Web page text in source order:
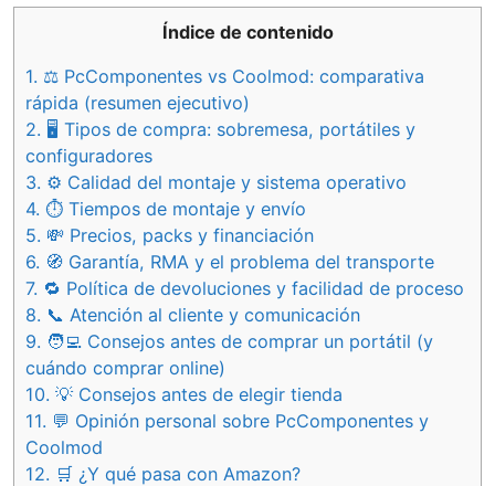
Índice de contenido
1. ⚖️ PcComponentes vs Coolmod: comparativa
rápida (resumen ejecutivo)
2. 🖥️ Tipos de compra: sobremesa, portátiles y
configuradores
3. ⚙️ Calidad del montaje y sistema operativo
4. ⏱️ Tiempos de montaje y envío
5. 💸 Precios, packs y financiación
6. 🧭 Garantía, RMA y el problema del transporte
7. 🔁 Política de devoluciones y facilidad de proceso
8. 📞 Atención al cliente y comunicación
9. 🧑‍💻 Consejos antes de comprar un portátil (y
cuándo comprar online)
10. 💡 Consejos antes de elegir tienda
11. 💬 Opinión personal sobre PcComponentes y
Coolmod
12. 🛒 ¿Y qué pasa con Amazon?